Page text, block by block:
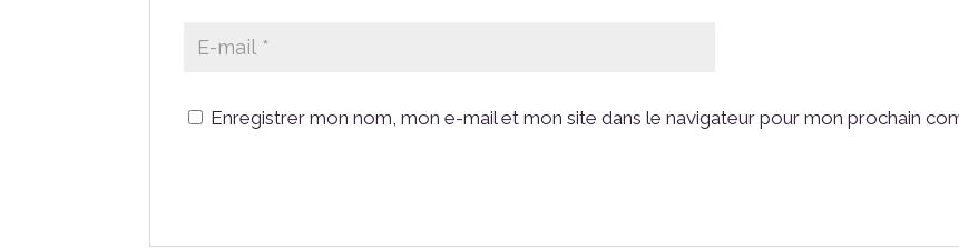
Enregistrer mon nom, mon e-mail et mon site dans le navigateur pour mon prochain